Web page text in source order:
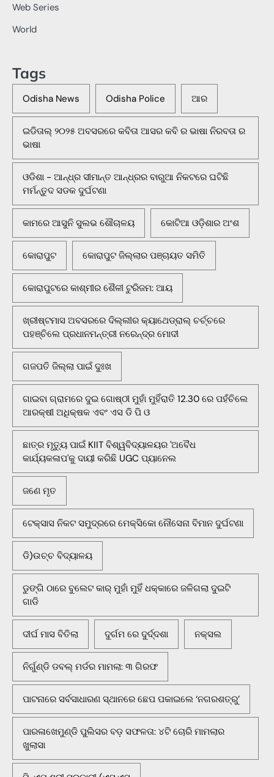
Web Series
World
Tags
Odisha News Odisha Police ଆର
ଇଡିତାଲ୍ ୨୦୨୫ ଅବସରରେ କବିତା ଆସର କବି ର ଭାଷା ନିରବତା ର
ଭାଷା
ଓଡିଶା - ଆନ୍ଧ୍ର ସୀମାନ୍ତ ଆନ୍ଧ୍ରର ବାରୁଆ ନିକଟରେ ଘଟିଛି
ମର୍ମନ୍ତୁଦ ସଡକ ଦୁର୍ଘଟଣା
କାମରେ ଆସୁନି ସୁଲଭ ଶୌଚାଳୟ କୋଟିଆ ଓଡ଼ିଶାର ଅଂଶ
କୋରାପୁଟ କୋରାପୁଟ ଜିଲ୍ଲାର ପଞ୍ଚାୟତ ସମିତି
କୋରାପୁଟରେ କାଶ୍ମୀର ଶୈଳୀ ଟୁରିଜମ: ଆୟ
ଖ୍ରୀଷ୍ଟମାସ ଅବସରରେ ଦିଲ୍ଲୀର କ୍ୟାଥେଡ୍ରାଲ୍ ଚର୍ଚ୍ଚରେ
ପହଞ୍ଚିଲେ ପ୍ରଧାନମନ୍ତ୍ରୀ ନରେନ୍ଦ୍ର ମୋଦୀ
ଗଜପତି ଜିଲ୍ଲା ପାଇଁ ଦୁଃଖ
ଗାଇବା ଗ୍ରାମରେ ଦୁଇ ଗୋଷ୍ଠୀ ମୁହାଁ ମୁହିଁରାତି 12.30 ରେ ପହଁଚିଲେ
ଆରକ୍ଷୀ ଅଧିକ୍ଷକ ଏବଂ ଏସ ଡି ପି ଓ
ଛାତ୍ର ମୃତ୍ୟୁ ପାଇଁ KIIT ବିଶ୍ୱବିଦ୍ୟାଳୟର 'ଅବୈଧ
କାର୍ଯ୍ୟକଳାପ'କୁ ଦାୟୀ କରିଛି UGC ପ୍ୟାନେଲ
ଜଣେ ମୃତ
ଟେକ୍ସାସ ନିକଟ ସମୁଦ୍ରରେ ମେକ୍ସିକୋ ନୌସେନା ବିମାନ ଦୁର୍ଘଟଣା
ଡି)ଉଚ୍ଚ ବିଦ୍ୟାଳୟ
ଡୁଙ୍ଗି ଠାରେ ବୁଲେଟ କାର୍ ମୁହାଁ ମୁହିଁ ଧକ୍କାରେ ଜଳିଗଲା ଦୁଇଟି
ଗାଡି
ଦୀର୍ଘ ମାସ ବିତିଲା ଦୁର୍ଗମ ରେ ଦୁର୍ଦ୍ଦଶା ନକ୍ସଲ
ନିର୍ଗୁଣ୍ଡି ଡବଲ୍ ମର୍ଡର ମାମଲା: ୩ ଗିରଫ
ପାଟନାରେ ସର୍ବସାଧାରଣ ସ୍ଥାନରେ ଛେପ ପକାଇଲେ ‘ନଗରଶତ୍ରୁ’
ପାରଳାଖେମୁଣ୍ଡି ପୁଲିସର ବଡ଼ ସଫଳତା: ୪ଟି ଚୋରି ମାମଲାର
ଖୁଲାସା